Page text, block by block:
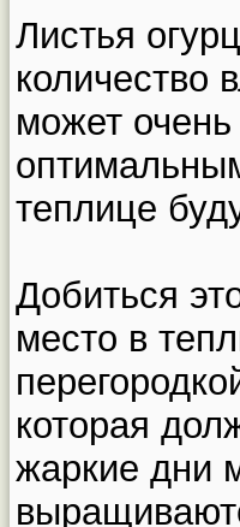
Листья
количество
может
теплице
Добиться
место в
которая
жаркие дни